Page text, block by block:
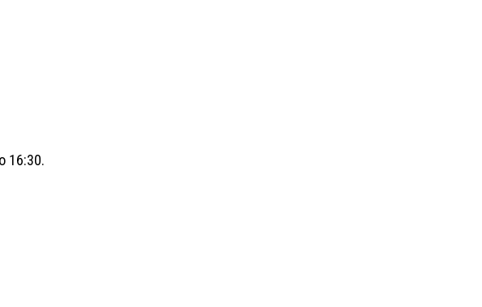
16:30.